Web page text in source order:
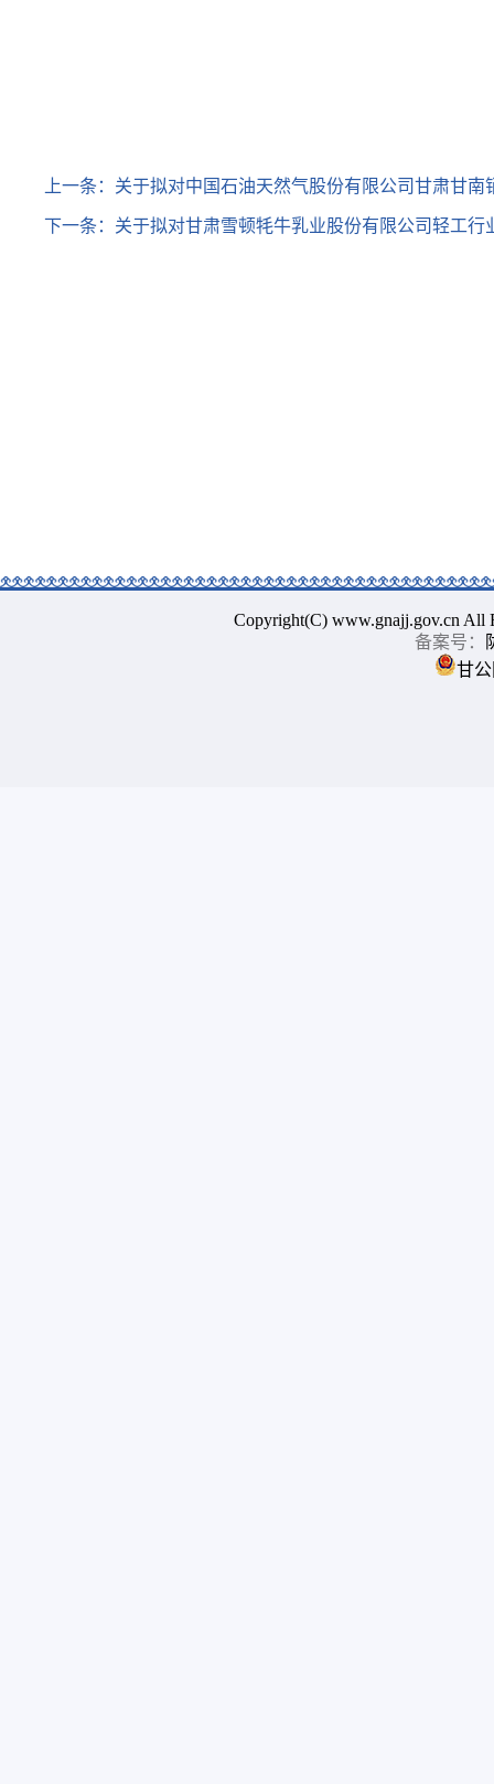
上一条： 关于拟对中国石油天然气股份有限公司甘肃甘
下一条： 关于拟对甘肃雪顿牦牛乳业股份有限公司轻工
Copyright(C) www.gnajj.gov.cn
备案号：
甘公